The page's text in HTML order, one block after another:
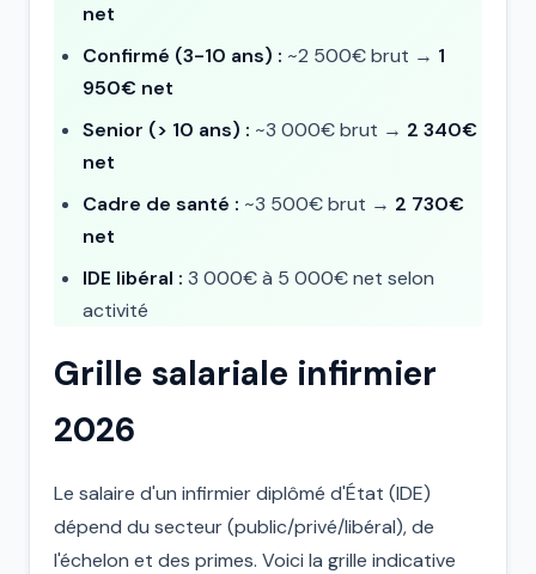
net
Confirmé (3-10 ans) : ~2 500€ brut → 1
950€ net
Senior (> 10 ans) : ~3 000€ brut → 2 340€
net
Cadre de santé : ~3 500€ brut → 2 730€
net
IDE libéral : 3 000€ à 5 000€ net selon
activité
Grille salariale infirmier
2026
Le salaire d'un infirmier diplômé d'État (IDE)
dépend du secteur (public/privé/libéral), de
l'échelon et des primes. Voici la grille indicative